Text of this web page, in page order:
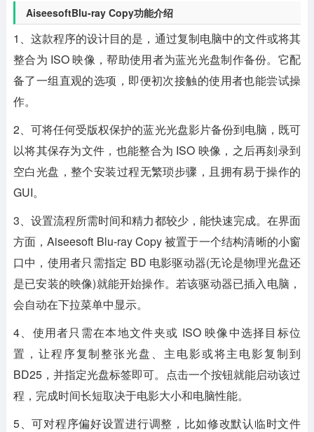
AiseesoftBlu-ray Copy功能介绍
1、这款程序的设计目的是，通过复制电脑中的文件或将其
整合为 ISO 映像，帮助使用者为蓝光光盘制作备份。它配
备了一组直观的选项，即便初次接触的使用者也能尝试操
作。
2、可将任何受版权保护的蓝光光盘影片备份到电脑，既可
以将其保存为文件，也能整合为 ISO 映像，之后再刻录到
空白光盘，整个安装过程无繁琐步骤，且拥有易于操作的
GUI。
3、设置流程所需时间和精力都较少，能快速完成。在界面
方面，Aiseesoft Blu-ray Copy 被置于一个结构清晰的小窗
口中，使用者只需指定 BD 电影驱动器(无论是物理光盘还
是已安装的映像)就能开始操作。若该驱动器已插入电脑，
会自动在下拉菜单中显示。
4、使用者只需在本地文件夹或 ISO 映像中选择目标位
置，让程序复制整张光盘、主电影或将主电影复制到
BD25，并指定光盘标签即可。点击一个按钮就能启动该过
程，完成时间长短取决于电影大小和电脑性能。
5、可对程序偏好设置进行调整，比如修改默认临时文件